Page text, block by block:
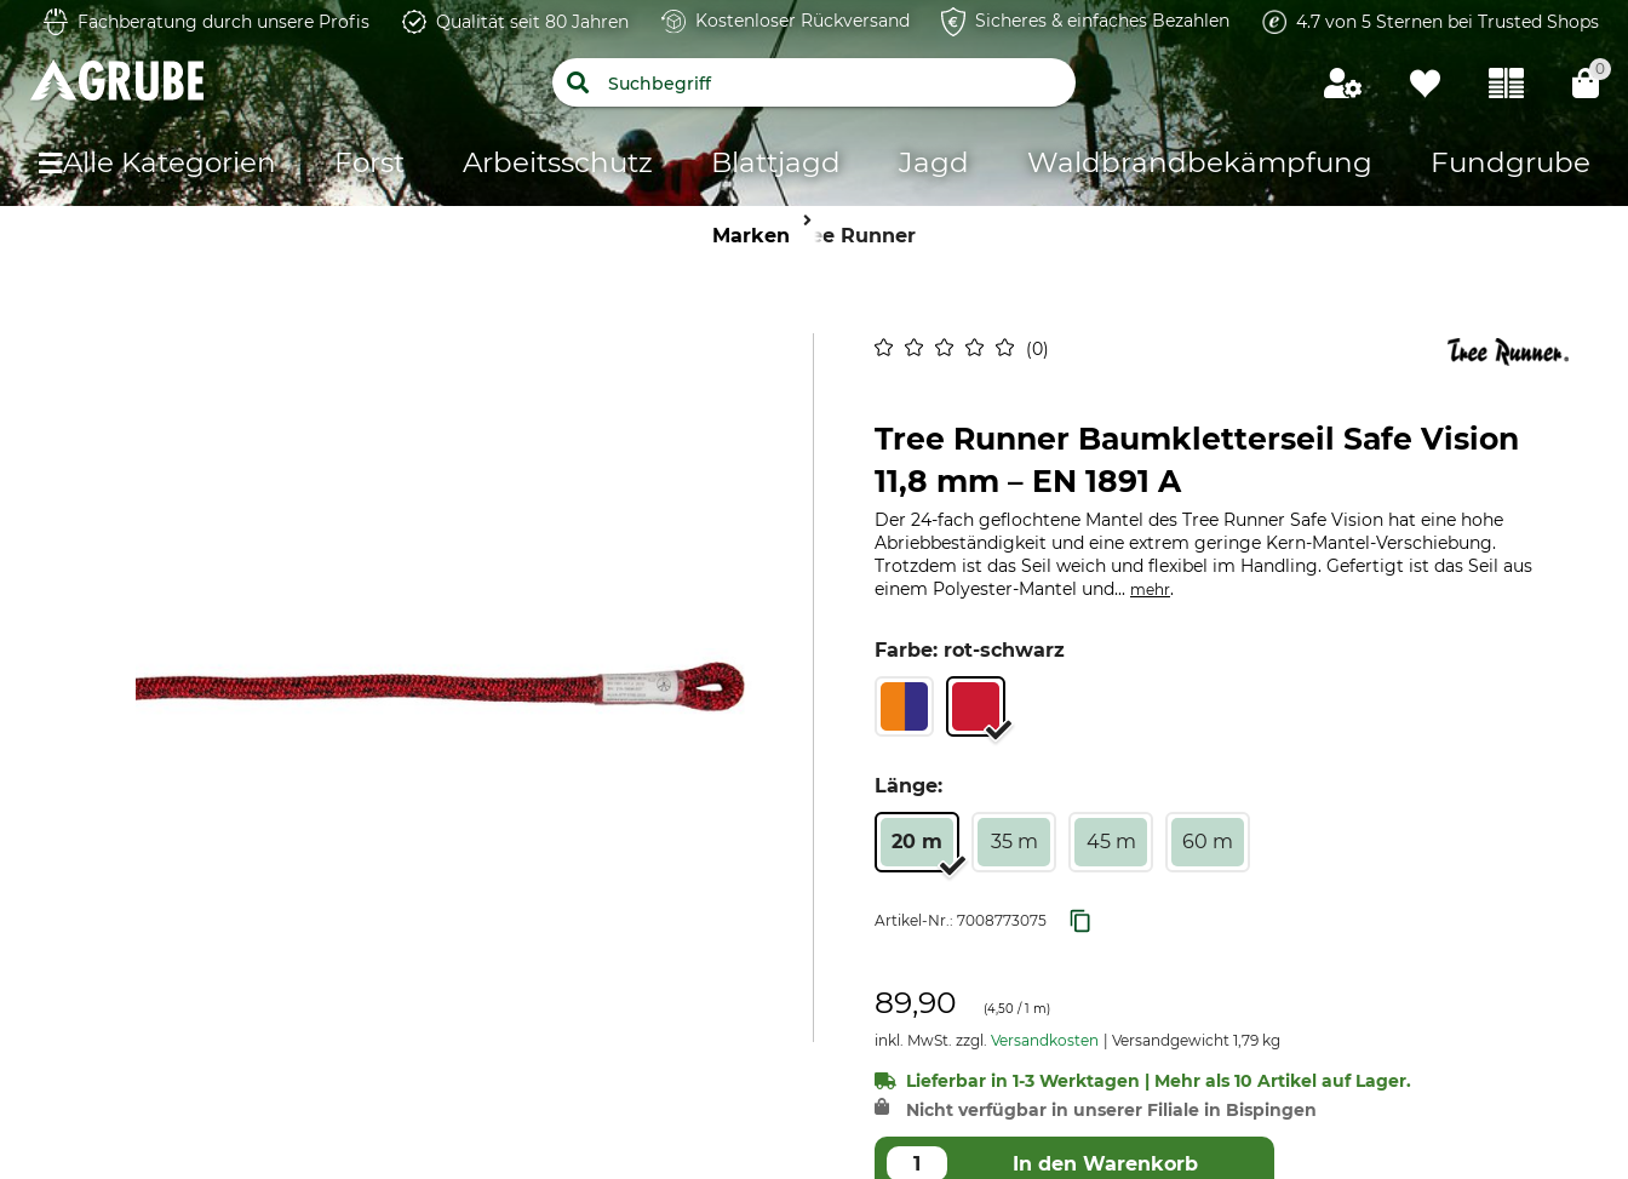
Fachberatung durch unsere Profis Qualität seit 80 Jahren Kostenloser Rückversand Sicheres & einfaches Bezahlen 4.7 von 5 Sternen bei Trusted Shops
0
Alle Kategorien Forst Arbeitsschutz Blattjagd Jagd Waldbrandbekämpfung Fundgrube
Marken Tree Runner
0
Tree Runner Baumkletterseil Safe Vision
11,8 mm – EN 1891 A
Der 24-fach geflochtene Mantel des Tree Runner Safe Vision hat eine hohe
Abriebbeständigkeit und eine extrem geringe Kern-Mantel-Verschiebung.
Trotzdem ist das Seil weich und flexibel im Handling. Gefertigt ist das Seil aus
einem Polyester-Mantel und... mehr.
Farbe: rot-schwarz
Länge:
20 m 35 m 45 m 60 m
Artikel-Nr.: 7008773075
89,90 (4,50 / 1 m)
inkl. MwSt. zzgl. Versandkosten Versandgewicht 1,79 kg
Lieferbar in 1-3 Werktagen | Mehr als 10 Artikel auf Lager.
Nicht verfügbar in unserer Filiale in Bispingen
In den Warenkorb